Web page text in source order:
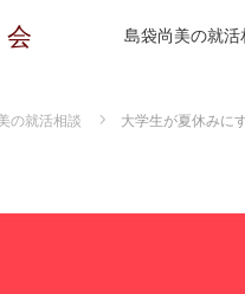
島袋尚美の就活
の就活相談
大学生が夏休みに